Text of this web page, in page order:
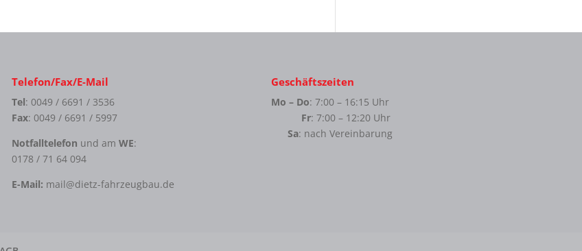
Telefon/Fax/E-Mail
Tel: 0049 / 6691 / 3536
Fax: 0049 / 6691 / 5997
Notfalltelefon und am WE:
0178 / 71 64 094
E-Mail: mail@dietz-fahrzeugbau.de
Geschäftszeiten
Mo – Do: 7:00 – 16:15 Uhr
Fr: 7:00 – 12:20 Uhr
Sa: nach Vereinbarung